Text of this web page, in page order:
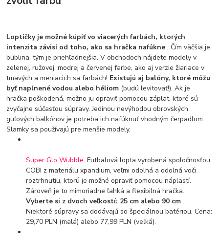
Loptičky je možné kúpiť vo viacerých farbách, ktorých
intenzita závisí od toho, ako sa hračka nafúkne, Čím väčšia je
bublina, tým je priehľadnejšia. V obchodoch nájdete modely v
zelenej, ružovej, modrej a červenej farbe, ako aj verzie žiariace v
tmavých a meniacich sa farbách! Existujú aj balóny, ktoré môžu
byť naplnené vodou alebo héliom (budú levitovať!). Ak je
hračka poškodená, možno ju opraviť pomocou záplat, ktoré sú
zvyčajne súčasťou súpravy. Jedinou nevýhodou obrovských
guľových balkónov je potreba ich nafúknuť vhodným čerpadlom.
Slamky sa používajú pre menšie modely.
Super Glo Wubble. Futbalová lopta vyrobená spoločnosťou
COBI z materiálu xpandium, veľmi odolná a odolná voči
roztrhnutiu, ktorú je možné opraviť pomocou náplastí.
Zároveň je to mimoriadne ľahká a flexibilná hračka.
Vyberte si z dvoch veľkostí: 25 cm alebo 90 cm.
Niektoré súpravy sa dodávajú so špeciálnou batériou. Cena:
29,70 PLN (malá) alebo 77,99 PLN (veľká).